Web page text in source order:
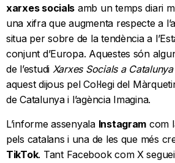
xarxes socials amb un temps diari
una xifra que augmenta respecte a
situa per sobre de la tendència a
conjunt d’Europa. Aquestes són
de l’estudi Xarxes Socials a
aquest dijous pel Col·legi del
de Catalunya i l’agència Imagina.
L’informe assenyala Instagram com
pels catalans i una de les que més
TikTok. Tant Facebook com X